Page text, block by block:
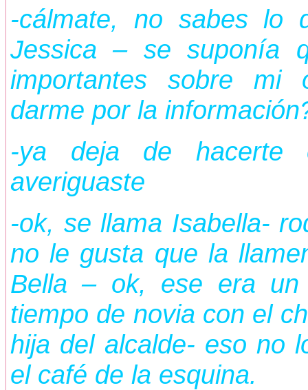
-cálmate, no sabes lo
Jessica – se suponía
importantes sobre mi
darme por la
-ya deja de hacerte
averiguaste
-ok, se llama Isabella-
no le gusta que la
Bella – ok, ese era un
tiempo de novia con el
hija del alcalde- eso no
el café de la esquina.